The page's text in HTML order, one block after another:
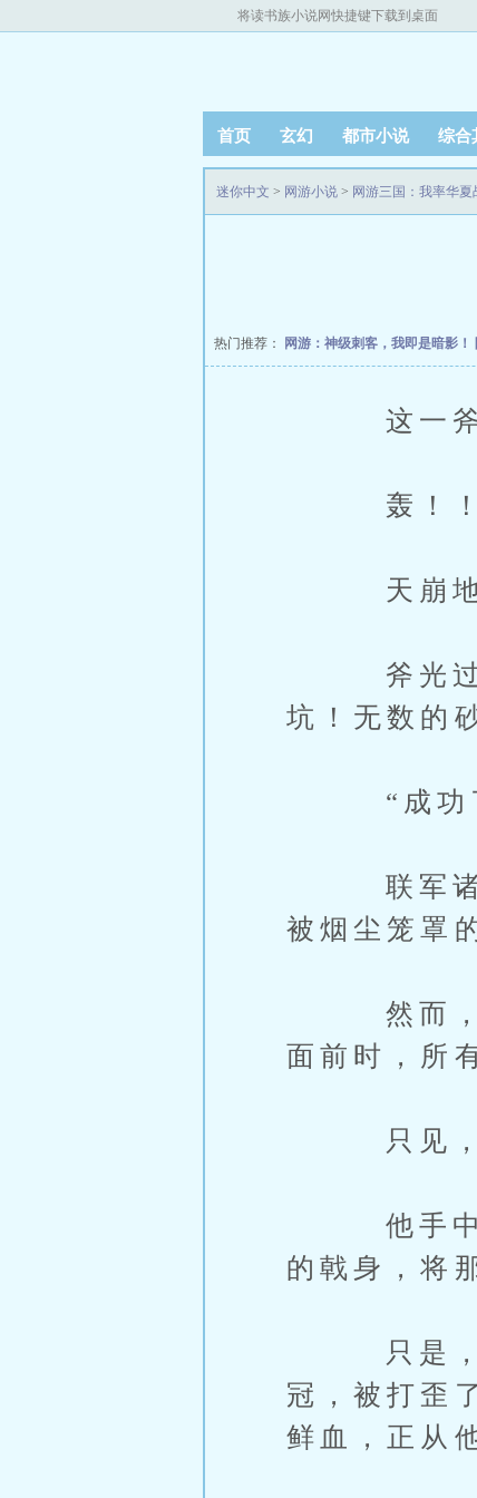
将读书族小说网快捷键下载到桌面
首页 玄幻 都市小说 综合
迷你中文 > 网游小说 > 网游三国：我率华夏
热门推荐： 网游：神级刺客，我即是暗影！
这一斧，
轰！！
天崩地
斧光过处
坑！无数的
“成功了
联军诸侯
被烟尘笼罩
然而，当
面前时，所
只见，吕
他手中的
的戟身，将
只是，他
冠，被打歪
鲜血，正从